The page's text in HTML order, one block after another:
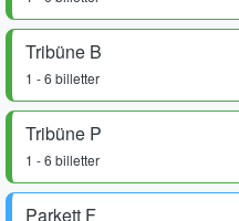
Tribüne B
1 - 6 billetter
Tribüne P
1 - 6 billetter
Parkett F